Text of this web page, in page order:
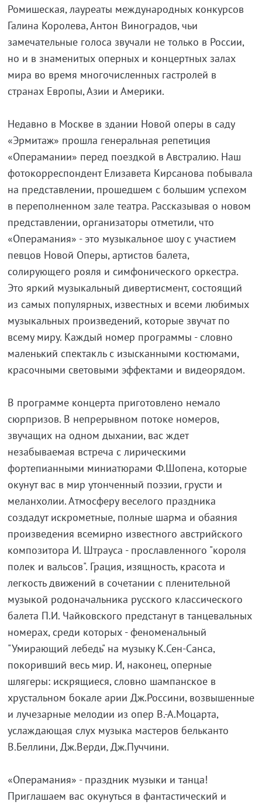
Ромишеская, лауреаты международных конкурсов
Галина Королева, Антон Виноградов, чьи
замечательные голоса звучали не только в России,
но и в знаменитых оперных и концертных залах
мира во время многочисленных гастролей в
странах Европы, Азии и Америки.
Недавно в Москве в здании Новой оперы в саду
«Эрмитаж» прошла генеральная репетиция
«Операмании» перед поездкой в Австралию. Наш
фотокорреспондент Елизавета Кирсанова побывала
на представлении, прошедшем с большим успехом
в переполненном зале театра. Рассказывая о новом
представлении, организаторы отметили, что
«Операмания» - это музыкальное шоу с участием
певцов Новой Оперы, артистов балета,
солирующего рояля и симфонического оркестра.
Это яркий музыкальный дивертисмент, состоящий
из самых популярных, известных и всеми любимых
музыкальных произведений, которые звучат по
всему миру. Каждый номер программы - словно
маленький спектакль с изысканными костюмами,
красочными световыми эффектами и видеорядом.
В программе концерта приготовлено немало
сюрпризов. В непрерывном потоке номеров,
звучащих на одном дыхании, вас ждет
незабываемая встреча с лирическими
фортепианными миниатюрами Ф.Шопена, которые
окунут вас в мир утонченный поэзии, грусти и
меланхолии. Атмосферу веселого праздника
создадут искрометные, полные шарма и обаяния
произведения всемирно известного австрийского
композитора И. Штрауса - прославленного "короля
полек и вальсов". Грация, изящность, красота и
легкость движений в сочетании с пленительной
музыкой родоначальника русского классического
балета П.И. Чайковского предстанут в танцевальных
номерах, среди которых - феноменальный
"Умирающий лебедь" на музыку К.Сен-Санса,
покоривший весь мир. И, наконец, оперные
шлягеры: искрящиеся, словно шампанское в
хрустальном бокале арии Дж.Россини, возвышенные
и лучезарные мелодии из опер В.-А.Моцарта,
услаждающая слух музыка мастеров бельканто
В.Беллини, Дж.Верди, Дж.Пуччини.
«Операмания» - праздник музыки и танца!
Приглашаем вас окунуться в фантастический и